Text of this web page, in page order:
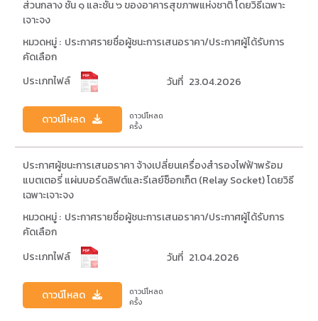
ส่วนกลาง ชั้น ๑ และชั้น ๖ ของอาคารสุขภาพแห่งชาติ โดยวิธีเฉพาะ
เจาะจง
หมวดหมู่ : ประกาศรายชื่อผู้ชนะการเสนอราคา/ประกาศผู้ได้รับการ
คัดเลือก
ประเภทไฟล์
วันที่ 23.04.2026
ดาวน์โหลด
ดาวน์โหลด
ครั้ง
ประกาศผู้ชนะการเสนอราคา จ้างเปลี่ยนเครื่องสำรองไฟฟ้าพร้อม
แบตเตอรี่ แผ่นบอร์ดลิฟต์และรีเลย์ซ็อกเก็ต (Relay Socket) โดยวิธี
เฉพาะเจาะจง
หมวดหมู่ : ประกาศรายชื่อผู้ชนะการเสนอราคา/ประกาศผู้ได้รับการ
คัดเลือก
ประเภทไฟล์
วันที่ 21.04.2026
ดาวน์โหลด
ดาวน์โหลด
ครั้ง